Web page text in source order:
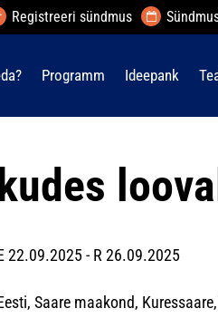
Registreeri sündmus
Programm Ideepank
22.09.2025 - R 26.09.2025
Saare maakond,